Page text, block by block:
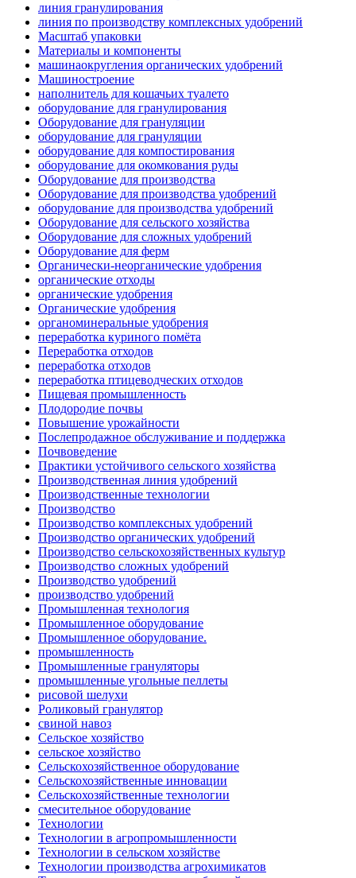
линия гранулирования
линия по производству комплексных удобрений
Масштаб упаковки
Материалы и компоненты
машинаокругления органических удобрений
Машиностроение
наполнитель для кошачьих туалето
оборудование для гранулирования
Оборудование для грануляции
оборудование для грануляции
оборудование для компостирования
оборудование для окомкования руды
Оборудование для производства
Оборудование для производства удобрений
оборудование для производства удобрений
Оборудование для сельского хозяйства
Оборудование для сложных удобрений
Оборудование для ферм
Органически-неорганические удобрения
органические отходы
органические удобрения
Органические удобрения
органоминеральные удобрения
переработка куриного помёта
Переработка отходов
переработка отходов
переработка птицеводческих отходов
Пищевая промышленность
Плодородие почвы
Повышение урожайности
Послепродажное обслуживание и поддержка
Почвоведение
Практики устойчивого сельского хозяйства
Производственная линия удобрений
Производственные технологии
Производство
Производство комплексных удобрений
Производство органических удобрений
Производство сельскохозяйственных культур
Производство сложных удобрений
Производство удобрений
производство удобрений
Промышленная технология
Промышленное оборудование
Промышленное оборудование.
промышленность
Промышленные грануляторы
промышленные угольные пеллеты
рисовой шелухи
Роликовый гранулятор
свиной навоз
Сельское хозяйство
сельское хозяйство
Сельскохозяйственное оборудование
Сельскохозяйственные инновации
Сельскохозяйственные технологии
смесительное оборудование
Технологии
Технологии в агропромышленности
Технологии в сельском хозяйстве
Технологии производства агрохимикатов